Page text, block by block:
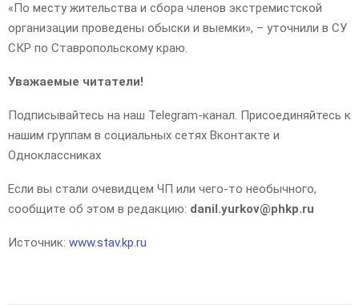
«По месту жительства и сбора членов экстремистской
организации проведены обыски и выемки», – уточнили в СУ
СКР по Ставропольскому краю.
Уважаемые читатели!
Подписывайтесь на наш Telegram-канал. Присоединяйтесь к
нашим группам в социальных сетях Вконтакте и
Одноклассниках
Если вы стали очевидцем ЧП или чего-то необычного,
сообщите об этом в редакцию: danil.yurkov@phkp.ru
Источник: www.stav.kp.ru